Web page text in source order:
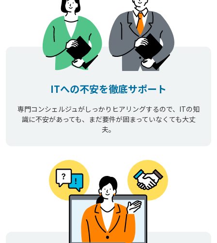
ITへの不安を徹底サポート
専門コンシェルジュがしっかりヒアリングするので、ITの知
識に不安があっても、まだ要件が固まっていなくても大丈
夫。